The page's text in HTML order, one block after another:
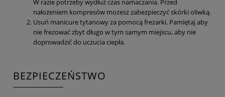
W razie potrzeby wydłuż czas namaczania. Przed
nałożeniem kompresów możesz zabezpieczyć skórki oliwką.
Usuń manicure tytanowy za pomocą frezarki. Pamiętaj aby
nie frezować zbyt długo w tym samym miejscu, aby nie
doprowadzić do uczucia ciepła.
BEZPIECZEŃSTWO